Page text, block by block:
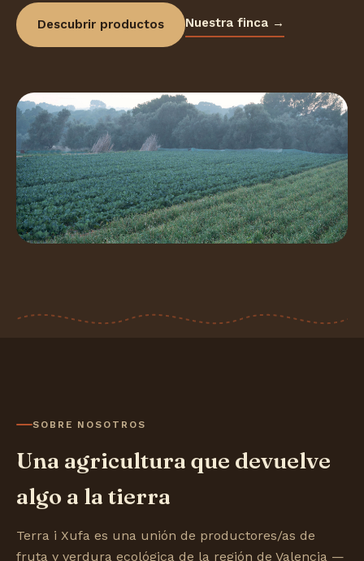
Descubrir productos Nuestra finca →
SOBRE NOSOTROS
Una agricultura que devuelve
algo a la tierra
Terra i Xufa es una unión de productores/as de
fruta y verdura ecológica de la región de Valencia —